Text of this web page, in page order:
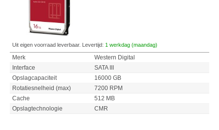
Uit eigen voorraad leverbaar. Levertijd: 1 werkdag (maandag)
Merk
Western Digital
Interface
SATA III
Opslagcapaciteit
16000 GB
Rotatiesnelheid (max)
7200 RPM
Cache
512 MB
Opslagtechnologie
CMR